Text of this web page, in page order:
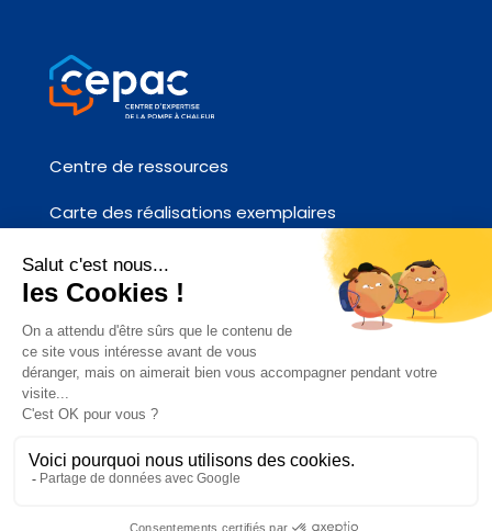
Centre de ressources
Carte des réalisations exemplaires
Fiches références chantier
Contactez-nous
ACCÉDEZ AU SITE AFPAC.ORG
légales et politique de confidentialité